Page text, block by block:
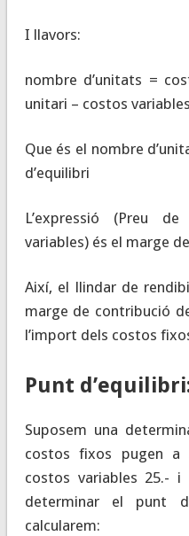
I llavors:
nombre d’unitats =
unitari – costos
Que és el nombre
d’equilibri
L’expressió (Preu
variables) és el marge
Així, el llindar de
marge de contribució
l’import dels costos
Punt
Suposem una
costos fixos pugen a
costos variables 25.-
determinar el punt
calcularem: